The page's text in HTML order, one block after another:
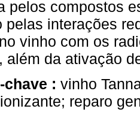
pelos compostos
pelas interações
vinho com os
além da ativação
chave : vinho
reparo